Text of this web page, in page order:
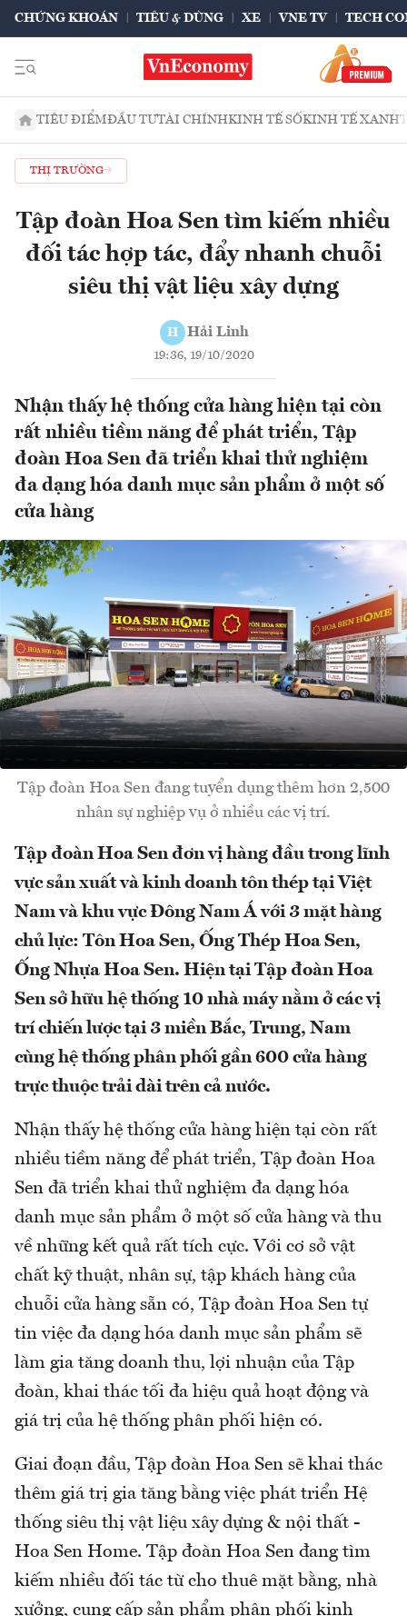
CHỨNG KHOÁN TIÊU & DÙNG XE VNE TV TECH
TIÊU ĐIỂMĐẦU TƯTÀI CHÍNHKINH TẾ SỐKINH TẾ XANH
THỊ TRƯỜNG
Tập đoàn Hoa Sen tìm kiếm nhiều
đối tác hợp tác, đẩy nhanh chuỗi
siêu thị vật liệu xây dựng
H Hải Linh
19:36, 19/10/2020
Nhận thấy hệ thống cửa hàng hiện tại còn
rất nhiều tiềm năng để phát triển, Tập
đoàn Hoa Sen đã triển khai thử nghiệm
đa dạng hóa danh mục sản phẩm ở một số
cửa hàng
Tập đoàn Hoa Sen đang tuyển dụng thêm hơn 2,500
nhân sự nghiệp vụ ở nhiều các vị trí.
Tập đoàn Hoa Sen đơn vị hàng đầu trong lĩnh
vực sản xuất và kinh doanh tôn thép tại Việt
Nam và khu vực Đông Nam Á với 3 mặt hàng
chủ lực: Tôn Hoa Sen, Ống Thép Hoa Sen,
Ống Nhựa Hoa Sen. Hiện tại Tập đoàn Hoa
Sen sở hữu hệ thống 10 nhà máy nằm ở các vị
trí chiến lược tại 3 miền Bắc, Trung, Nam
cùng hệ thống phân phối gần 600 cửa hàng
trực thuộc trải dài trên cả nước.
Nhận thấy hệ thống cửa hàng hiện tại còn rất
nhiều tiềm năng để phát triển, Tập đoàn Hoa
Sen đã triển khai thử nghiệm đa dạng hóa
danh mục sản phẩm ở một số cửa hàng và thu
về những kết quả rất tích cực. Với cơ sở vật
chất kỹ thuật, nhân sự, tập khách hàng của
chuỗi cửa hàng sẵn có, Tập đoàn Hoa Sen tự
tin việc đa dạng hóa danh mục sản phẩm sẽ
làm gia tăng doanh thu, lợi nhuận của Tập
đoàn, khai thác tối đa hiệu quả hoạt động và
giá trị của hệ thống phân phối hiện có.
Giai đoạn đầu, Tập đoàn Hoa Sen sẽ khai thác
thêm giá trị gia tăng bằng việc phát triển Hệ
thống siêu thị vật liệu xây dựng & nội thất -
Hoa Sen Home. Tập đoàn Hoa Sen đang tìm
kiếm nhiều đối tác từ cho thuê mặt bằng, nhà
xưởng, cung cấp sản phẩm phân phối kinh